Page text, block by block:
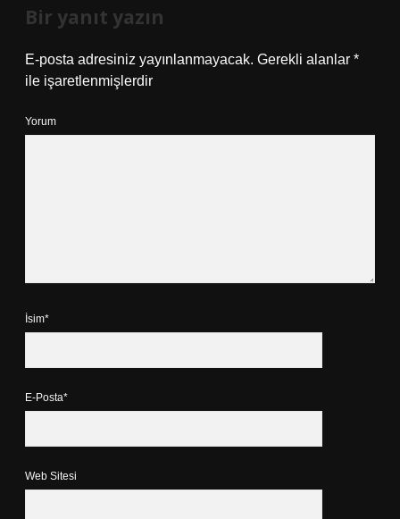
Bir yanıt yazın
E-posta adresiniz yayınlanmayacak. Gerekli alanlar *
ile işaretlenmişlerdir
Yorum
İsim*
E-Posta*
Web Sitesi